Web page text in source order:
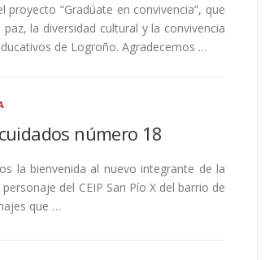
“Gradúate en convivencia”, que
la diversidad cultural y la convivencia
de Logroño. Agradecemos …
número 18
la bienvenida al nuevo integrante de la
del CEIP San Pío X del barrio de
que …